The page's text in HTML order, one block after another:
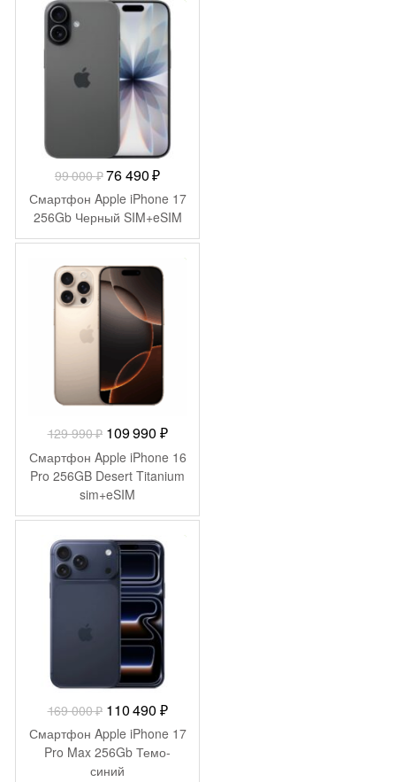
-22 510
99 000₽Первоначальная
цена
составляла
99
000 ₽.
76 490₽Текущая
цена:
76
490 ₽.
Смартфон Apple iPhone 17
256Gb Черный SIM+eSIM
-20 000
129 990₽ Первоначальная
цена
составляла
129
990 ₽.
109 990 ₽Текущая
цена:
109
Смартфон Apple iPhone 16
Pro 256GB Desert Titanium
sim+eSIM
-58 510
169 000₽ Первоначальная
цена
составляла
169
110 490 ₽Текущая
цена:
110
Смартфон Apple iPhone 17
Pro Max 256Gb Темо-
синий